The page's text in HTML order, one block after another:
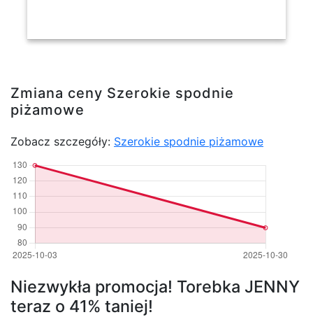
Zmiana ceny Szerokie spodnie
piżamowe
Zobacz szczegóły: Szerokie spodnie piżamowe
Niezwykła promocja! Torebka JENNY
teraz o 41% taniej!